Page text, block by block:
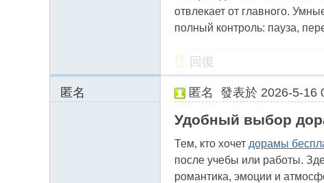
отвлекает от главного.
полный контроль: пауза,
回復
匿名
匿名 發表於 2026-5-16
Удобный выбор
Тем, кто хочет дорамы
после учебы или работы.
романтика, эмоции и